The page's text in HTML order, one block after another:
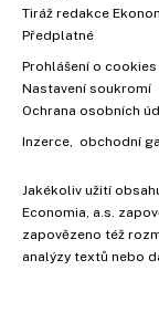
Tiráž redakce
Předplatné
Prohlášení o cookies
Nastavení soukromí
Ochrana osobních
Inzerce , obchodní
Jakékoliv užití
Economia, a.s.
zapovězeno též
analýzy textů nebo